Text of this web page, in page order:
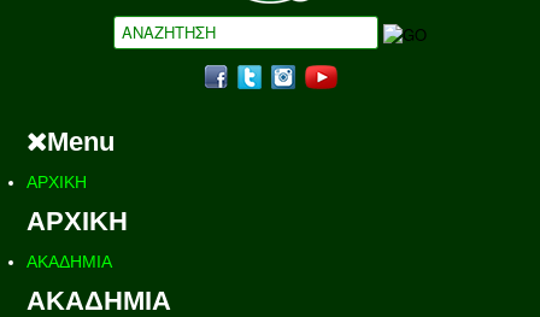
Menu
ΑΡΧΙΚΗ
ΑΡΧΙΚΗ
ΑΚΑΔΗΜΙΑ
ΑΚΑΔΗΜΙΑ